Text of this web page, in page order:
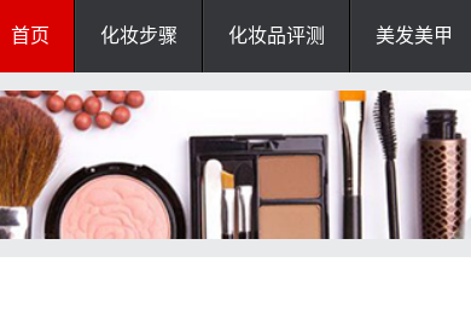
首页 化妆步骤 化妆品评测 美发美甲